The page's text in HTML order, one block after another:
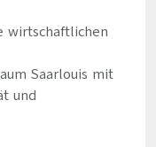
wirtschaftlichen
Saarlouis mit
und